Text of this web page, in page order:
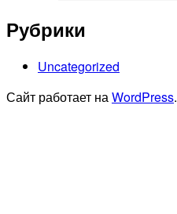
Рубрики
Uncategorized
Сайт работает наWordPress.